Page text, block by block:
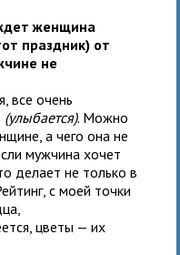
женщина
праздник) от
не
все очень
(улыбается). Можно
а чего она не
мужчина хочет
делает не только в
с моей точки
цветы — их